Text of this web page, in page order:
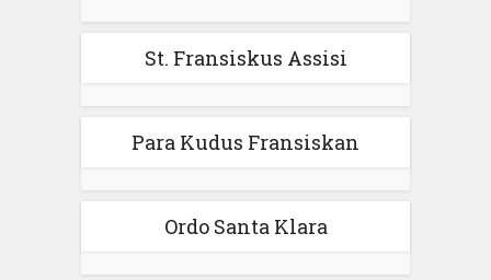
St. Fransiskus Assisi
Para Kudus Fransiskan
Ordo Santa Klara